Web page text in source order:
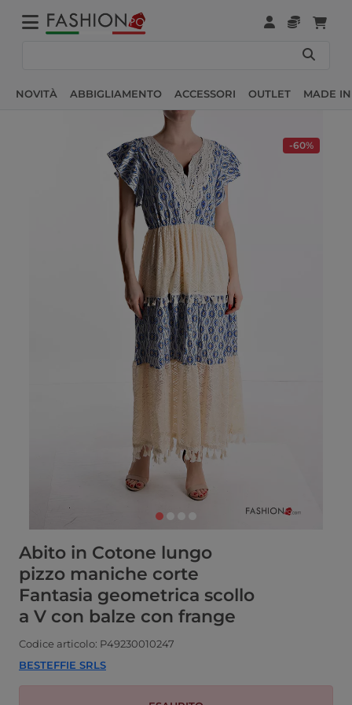
NOVITÀ ABBIGLIAMENTO ACCESSORI OUTLET MADE
-60%
Abito in Cotone lungo
pizzo maniche corte
Fantasia geometrica scollo
a V con balze con frange
Codice articolo: P49230010247
BESTEFFIE SRLS